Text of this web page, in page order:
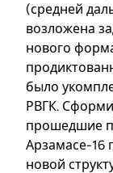
(средней
возложена
нового
было
РВГК.
прошедшие
Арзамасе-16
новой